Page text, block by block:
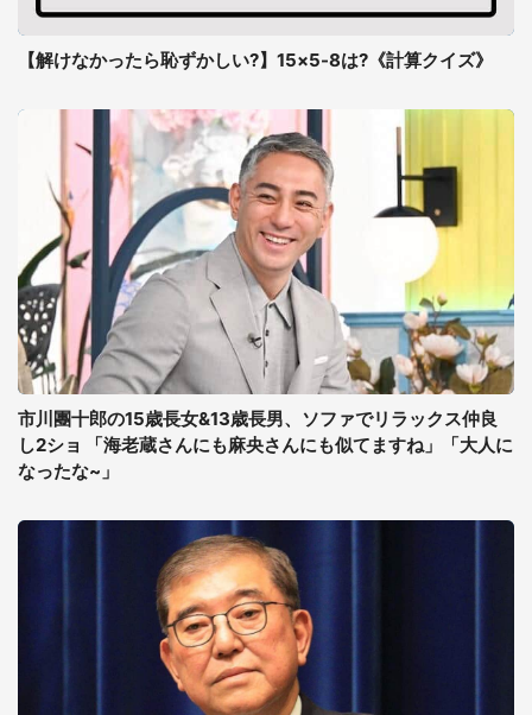
【解けなかったら恥ずかしい?】15×5-8は?《計算クイズ》
市川團十郎の15歳長女&13歳長男、ソファでリラックス仲良
し2ショ 「海老蔵さんにも麻央さんにも似てますね」「大人に
なったな~」